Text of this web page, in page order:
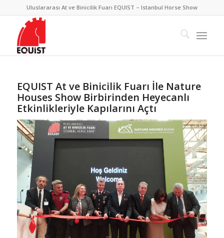
Uluslararası At ve Binicilik Fuarı EQUIST – Istanbul Horse Show
EQUIST At ve Binicilik Fuarı İle Nature
Houses Show Birbirinden Heyecanlı
Etkinlikleriyle Kapılarını Açtı